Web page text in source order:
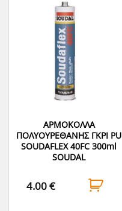
ΑΡΜΟΚΟΛΛΑ
ΠΟΛΥΟΥΡΕΘΑΝΗΣ ΓΚΡΙ PU
SOUDAFLEX 40FC 300ml
SOUDAL
4.00€